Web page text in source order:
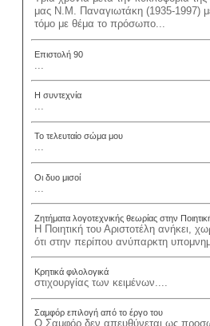
μας Ν.Μ. Παναγιωτάκη (1935-1997)
τόμο με θέμα το πρόσωπο...
Επιστολή 90
Η συντεχνία
Το τελευταίο σώμα μου
...
Οι δυο μισοί
Ζητήματα λογοτεχνικής θεωρίας στην
Η Ποιητική του Αριστοτέλη ανήκει,
ότι στην περίπου ανύπαρκτη
Κρητικά φιλολογικά
στιχουργίας των κειμένων....
Σαμφόρ επιλογή από το έργο του
Ο Σαμφόρ δεν απευθύνεται ως